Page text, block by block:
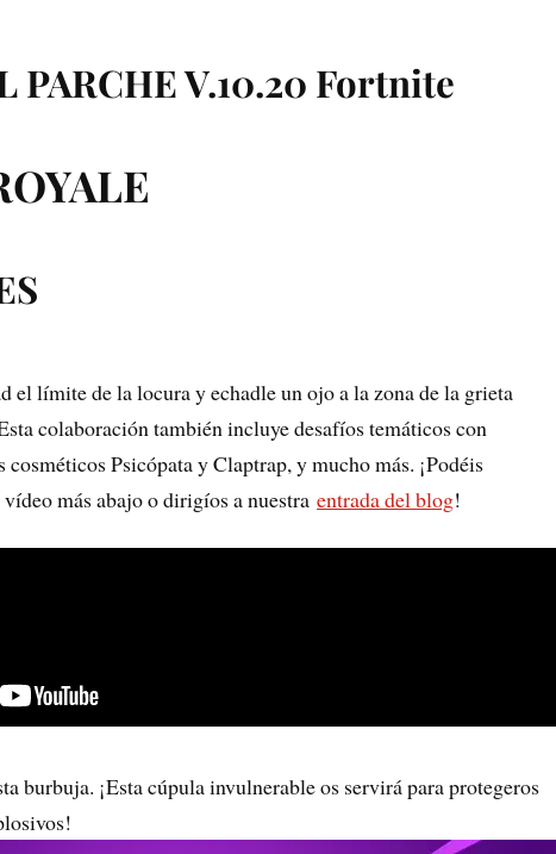
PARCHE V.10.20 Fortnite
el límite de la locura y echadle un ojo a la zona de la grieta
colaboración también incluye desafíos temáticos con
cosméticos Psicópata y Claptrap, y mucho más. ¡Podéis
más abajo o dirigíos a nuestraentrada del blog!
burbuja. ¡Esta cúpula invulnerable os servirá para protegeros